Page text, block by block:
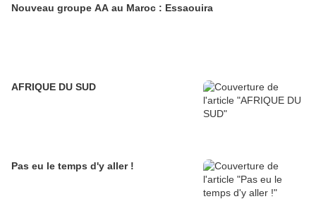
Nouveau groupe AA au Maroc : Essaouira
AFRIQUE DU SUD
Pas eu le temps d'y aller !